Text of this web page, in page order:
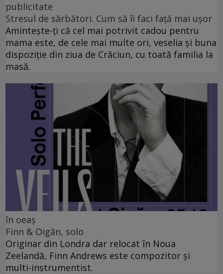
publicitate
Stresul de sărbători. Cum să îi faci față mai ușor
Amintește-ți că cel mai potrivit cadou pentru
mama este, de cele mai multe ori, veselia și buna
dispoziție din ziua de Crăciun, cu toată familia la
masă.
în oeaș
Finn & Oigăn, solo
Originar din Londra dar relocat în Noua
Zeelandă, Finn Andrews este compozitor și
multi-instrumentist.